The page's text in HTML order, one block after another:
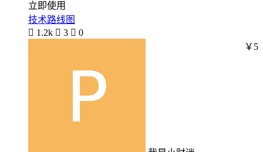
立即使用
技术路线图
 1.2k  3  0
￥5